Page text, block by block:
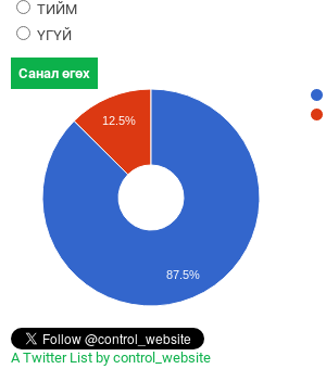
ТИЙМ
ҮГҮЙ
Санал өгөх
12.5%
87.5%
A Twitter List by control_website